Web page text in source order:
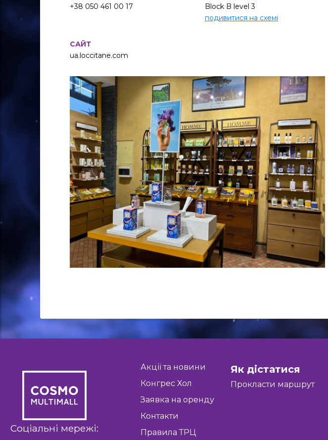
+38 050 461 00 17
Block B level 3
подивитися на схемі
САЙТ
ua.loccitane.com
Соціальні мережі:
Акції та новини
Конгрес Хол
Заявка на оренду
Контакти
Правила ТРЦ
Як дістатися
Прокласти маршрут